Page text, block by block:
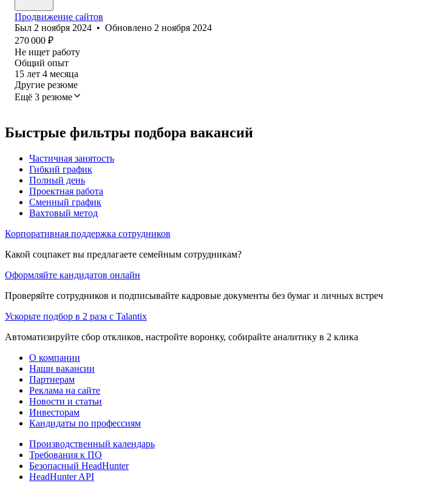
Продвижение сайтов
Был 2 ноября 2024 • Обновлено 2 ноября 2024
270 000 ₽
Не ищет работу
Общий опыт
15 лет 4 месяца
Другие резюме
Ещё 3 резюме
Быстрые фильтры подбора вакансий
Частичная занятость
Гибкий график
Полный день
Проектная работа
Сменный график
Вахтовый метод
Корпоративная поддержка сотрудников
Какой соцпакет вы предлагаете семейным сотрудникам?
Оформляйте кандидатов онлайн
Проверяйте сотрудников и подписывайте кадровые документы без бумаг и личных встреч
Ускорьте подбор в 2 раза с Talantix
Автоматизируйте сбор откликов, настройте воронку, собирайте аналитику в 2 клика
О компании
Наши вакансии
Партнерам
Реклама на сайте
Новости и статьи
Инвесторам
Кандидаты по профессиям
Производственный календарь
Требования к ПО
Безопасный HeadHunter
HeadHunter API